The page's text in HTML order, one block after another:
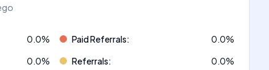
0.0% Paid Referrals: 0.0%
0.0% Referrals: 0.0%